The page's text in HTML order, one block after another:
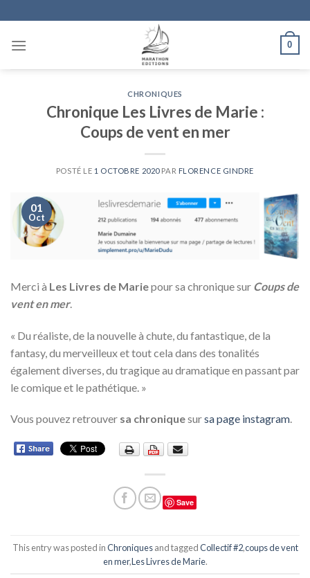
to
content
0
CHRONIQUES
Chronique Les Livres de Marie :
Coups de vent en mer
POSTÉ LE 1 OCTOBRE 2020PAR FLORENCE GINDRE
01
Oct
Merci à Les Livres de Mariepour sa chronique sur Coups de
vent en mer.
« Du réaliste, de la nouvelle à chute, du fantastique, de la
fantasy, du merveilleux et tout cela dans des tonalités
également diverses, du tragique au dramatique en passant par
le comique et le pathétique. »
Vous pouvez retrouver sa chroniquesursa page instagram.
Save
This entry was posted inChroniquesand taggedCollectif #2,coups de vent
en mer,Les Livres de Marie.